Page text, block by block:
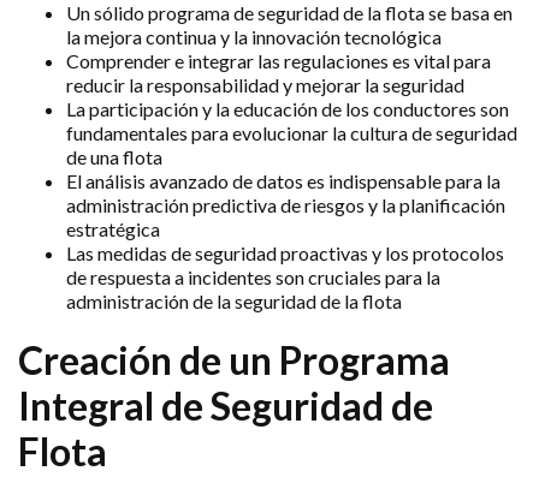
Un sólido programa de seguridad de la flota se basa en
la mejora continua y la innovación tecnológica
Comprender e integrar las regulaciones es vital para
reducir la responsabilidad y mejorar la seguridad
La participación y la educación de los conductores son
fundamentales para evolucionar la cultura de seguridad
de una flota
El análisis avanzado de datos es indispensable para la
administración predictiva de riesgos y la planificación
estratégica
Las medidas de seguridad proactivas y los protocolos
de respuesta a incidentes son cruciales para la
administración de la seguridad de la flota
Creación de un Programa
Integral de Seguridad de
Flota